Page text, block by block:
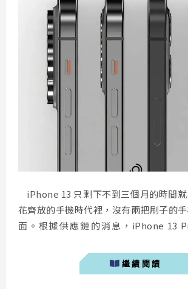
iPhone 13 只剩下不到三個月的時間
花齊放的手機時代裡，沒有兩把刷子的
面。根據供應鏈的消息，iPhone 13
同時在這兩款高階 iPhone 中也將首次
繼續閱讀